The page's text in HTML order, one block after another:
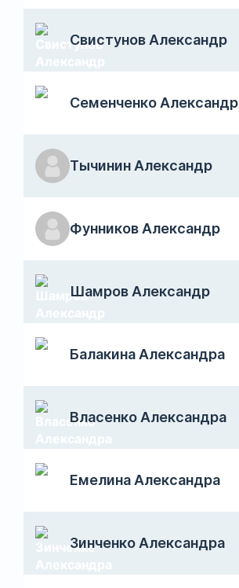
Свистунов Александр
Семенченко Александр
Тычинин Александр
Фунников Александр
Шамров Александр
Балакина Александра
Власенко Александра
Емелина Александра
Зинченко Александра